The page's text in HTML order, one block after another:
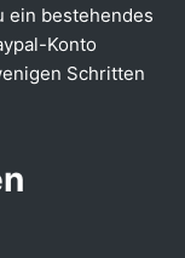
ein bestehendes
Konto
Schritten